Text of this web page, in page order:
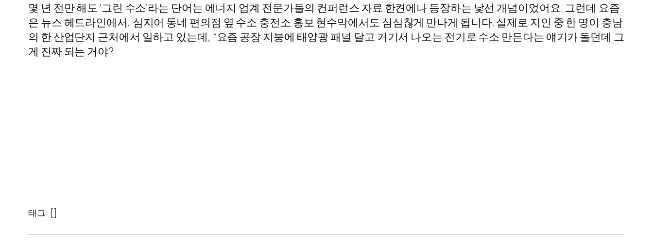
몇 년 전만 해도 ‘그린 수소’라는 단어는 에너지 업계 전문가들의 컨퍼런스 자료 한켠에나 등장하는 낯선 개념이었어요. 그런데 요즘
은 뉴스 헤드라인에서, 심지어 동네 편의점 옆 수소 충전소 홍보 현수막에서도 심심찮게 만나게 됩니다. 실제로 지인 중 한 명이 충남
의 한 산업단지 근처에서 일하고 있는데, “요즘 공장 지붕에 태양광 패널 달고 거기서 나오는 전기로 수소 만든다는 얘기가 돌던데 그
게 진짜 되는 거야?
태그: []